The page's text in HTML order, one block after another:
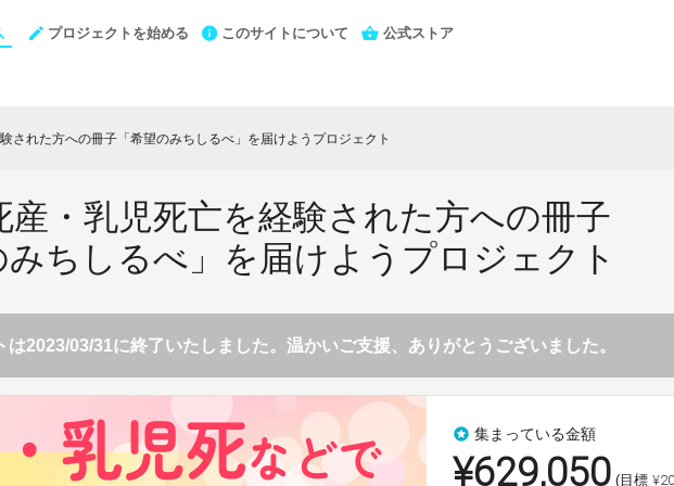
プロジェクトを始める このサイトについて 公式ストア
された方への冊子「希望のみちしるべ」を届けようプロジェクト
産・乳児死亡を経験された方への冊子
みちしるべ」を届けようプロジェクト
は2023/03/31に終了いたしました。温かいご支援、ありがとうございました。
stars 集まっている金額
¥629,050 (目標